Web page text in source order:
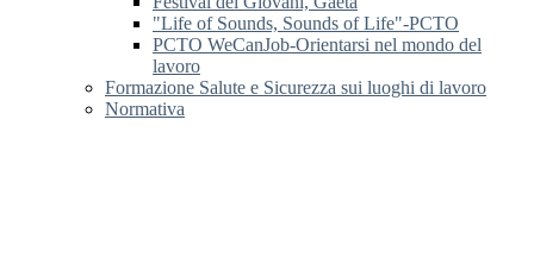
"Life of Sounds, Sounds of Life"-PCTO
PCTO WeCanJob-Orientarsi nel mondo del
lavoro
Formazione Salute e Sicurezza sui luoghi di lavoro
Normativa